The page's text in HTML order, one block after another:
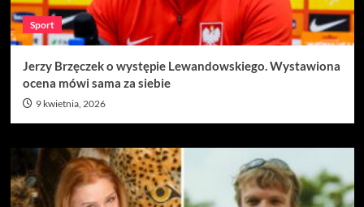
Sport
Jerzy Brzęczek o występie Lewandowskiego. Wystawiona
ocena mówi sama za siebie
9 kwietnia, 2026